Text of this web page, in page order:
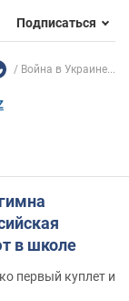
Подписаться
Война в Украине...
в школе
первый куплет и